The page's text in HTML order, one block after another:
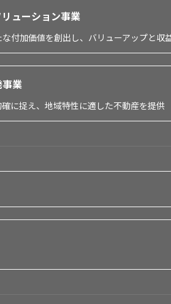
ューション事業
付加価値を創出し、バリューアップと収
事業
に捉え、地域特性に適した不動産を提供